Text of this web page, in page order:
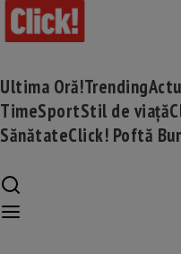
Ultima Oră!Trending
TimeSportStil de viață
SănătateClick! Poftă